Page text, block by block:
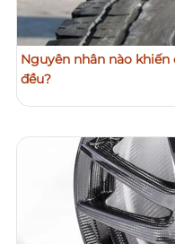
Nguyên nhân nào
đều?